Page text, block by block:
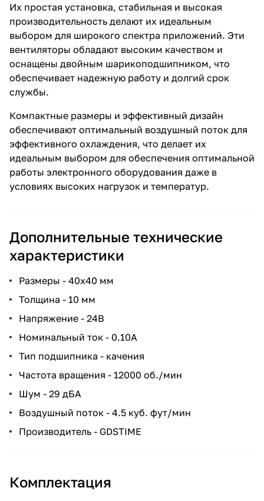
Их простая установка, стабильная и высокая
производительность делают их идеальным
выбором для широкого спектра приложений. Эти
вентиляторы обладают высоким качеством и
оснащены двойным шарикоподшипником, что
обеспечивает надежную работу и долгий срок
службы.
Компактные размеры и эффективный дизайн
обеспечивают оптимальный воздушный поток для
эффективного охлаждения, что делает их
идеальным выбором для обеспечения оптимальной
работы электронного оборудования даже в
условиях высоких нагрузок и температур.
Дополнительные технические
характеристики
Размеры - 40х40 мм
Толщина - 10 мм
Напряжение - 24В
Номинальный ток - 0.10А
Тип подшипника - качения
Частота вращения - 12000 об./мин
Шум - 29 дБА
Воздушный поток - 4.5 куб. фут/мин
Производитель - GDSTIME
Комплектация